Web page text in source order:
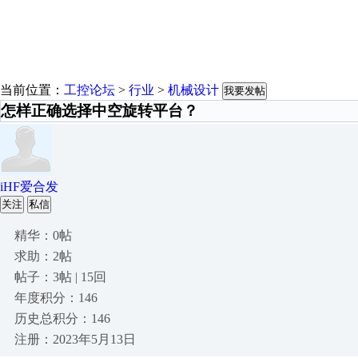
当前位置： 工控论坛 > 行业 > 机械设计 我要发帖
怎样正确选择中空旋转平台？
iHF爱合发
关注 私信
精华：0帖
求助：2帖
帖子：3帖 | 15回
年度积分：146
历史总积分：146
注册：2023年5月13日